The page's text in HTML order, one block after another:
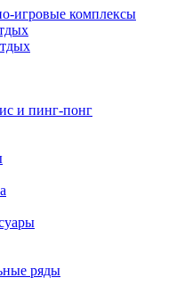
игровые комплексы
и пинг-понг
ряды